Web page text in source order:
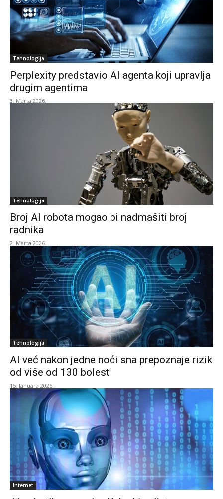
Tehnologija
Perplexity predstavio AI agenta koji upravlja
drugim agentima
3. Marta 2026.
Tehnologija
Broj AI robota mogao bi nadmašiti broj
radnika
2. Marta 2026.
Tehnologija
AI već nakon jedne noći sna prepoznaje rizik
od više od 130 bolesti
15. Januara 2026.
Internet